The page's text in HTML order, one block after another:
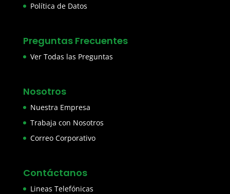
Política de Datos
Preguntas Frecuentes
Ver Todas las Preguntas
Nosotros
Nuestra Empresa
Trabaja con Nosotros
Correo Corporativo
Contáctanos
Lineas Telefónicas